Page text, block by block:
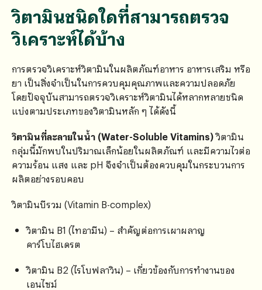
วิตามินชนิดใดที่สามารถตรวจ
วิเคราะห์ได้บ้าง
การตรวจวิเคราะห์วิตามินในผลิตภัณฑ์อาหาร อาหารเสริม หรือ
ยา เป็นสิ่งจำเป็นในการควบคุมคุณภาพและความปลอดภัย
โดยปัจจุบันสามารถตรวจวิเคราะห์วิตามินได้หลากหลายชนิด
แบ่งตามประเภทของวิตามินหลัก ๆ ได้ดังนี้
วิตามินที่ละลายในน้ำ (Water-Soluble Vitamins)วิตามิน
กลุ่มนี้มักพบในปริมาณเล็กน้อยในผลิตภัณฑ์ และมีความไวต่อ
ความร้อน แสง และ pH จึงจำเป็นต้องควบคุมในกระบวนการ
ผลิตอย่างรอบคอบ
วิตามินบีรวม (Vitamin B-complex)
วิตามิน B1 (ไทอามีน) – สำคัญต่อการเผาผลาญ
คาร์โบไฮเดรต
วิตามิน B2 (ไรโบฟลาวิน) – เกี่ยวข้องกับการทำงานของ
เอนไซม์